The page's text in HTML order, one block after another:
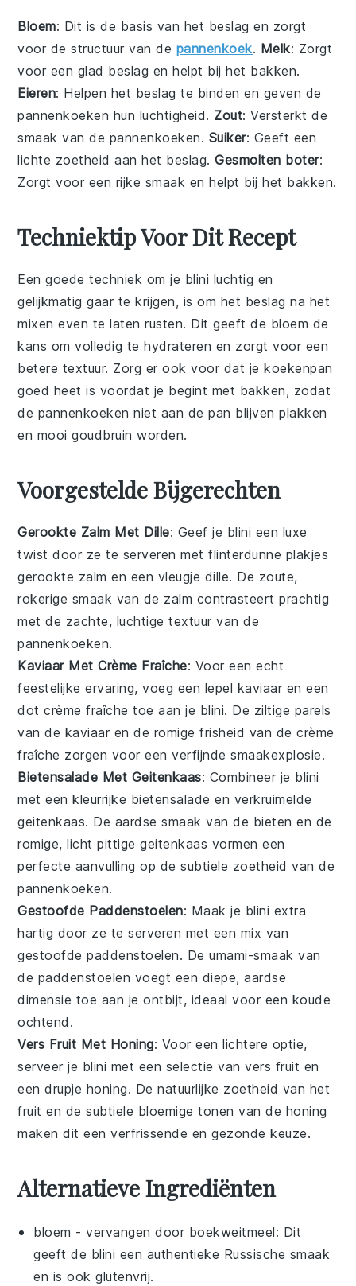
Bloem: Dit is de basis van het beslag en zorgt
voor de structuur van de pannenkoek. Melk: Zorgt
voor een glad beslag en helpt bij het bakken.
Eieren: Helpen het beslag te binden en geven de
pannenkoeken hun luchtigheid. Zout: Versterkt de
smaak van de pannenkoeken. Suiker: Geeft een
lichte zoetheid aan het beslag.Gesmolten boter:
Zorgt voor een rijke smaak en helpt bij het bakken.
Techniektip Voor Dit Recept
Een goede techniek om je blini luchtig en
gelijkmatig gaar te krijgen, is om het beslag na het
mixen even te laten rusten. Dit geeft de bloem de
kans om volledig te hydrateren en zorgt voor een
betere textuur. Zorg er ook voor dat jekoekenpan
goed heet is voordat je begint met bakken, zodat
de pannenkoeken niet aan de pan blijven plakken
en mooi goudbruin worden.
Voorgestelde Bijgerechten
Gerookte Zalm Met Dille: Geef je blini een luxe
twist door ze te serveren met flinterdunne plakjes
gerookte zalm en een vleugje dille. De zoute,
rokerige smaak van de zalm contrasteert prachtig
met de zachte, luchtige textuur van de
pannenkoeken.
Kaviaar Met Crème Fraîche: Voor een echt
feestelijke ervaring, voeg een lepel kaviaar en een
dotcrème fraîche toe aan je blini. De ziltige parels
van de kaviaar en de romige frisheid van de crème
fraîche zorgen voor een verfijnde smaakexplosie.
Bietensalade Met Geitenkaas: Combineer je blini
met een kleurrijke bietensalade en verkruimelde
geitenkaas. De aardse smaak van de bieten en de
romige, licht pittigegeitenkaas vormen een
perfecte aanvulling op de subtiele zoetheid van de
pannenkoeken.
Gestoofde Paddenstoelen: Maak je blini extra
hartig door ze te serveren met een mix van
gestoofde paddenstoelen. De umami-smaak van
de paddenstoelen voegt een diepe, aardse
dimensie toe aan je ontbijt, ideaal voor een koude
ochtend.
Vers Fruit Met Honing: Voor een lichtere optie,
serveer je blini met een selectie vanvers fruit en
een drupje honing. De natuurlijke zoetheid van het
fruit en de subtiele bloemige tonen van de honing
maken dit een verfrissende en gezonde keuze.
Alternatieve Ingrediënten
bloem - vervangen door boekweitmeel: Dit
geeft de blini een authentieke Russische smaak
en is ook glutenvrij.